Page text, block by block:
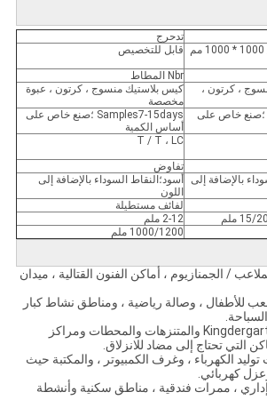
تدحرج
قابل للتخصيص
Nbr المطاط
، كرتون ،
كيس بلاستيك منسوج ، كرتون ، عبوة
مخصصة
7-15 أيام ؛صنع خاص على
Samples7-15days ؛صنع خاص على
أساس الكمية
T / T ، LC
تفاوض
بالإضافة إلى
أسود؛النقاط السوداء بالإضافة إلى
اللون
لفائف مستطيلة
ملم
2-12 ملم
1000/1200 ملم
/ الجمنازيوم ، أماكن الفنون القتالية ، ميدان
للأطفال ، وصالة رياضية ، ومناطق نشاط كبار
3- الأماكن العامة: Kingdergartens والمتنزهات والمحطات ومراكز
التي تحتاج إلى مضاد للانزلاق.
الكهرباء ، وغرف الكمبيوتر ، والمكتبة حيث
كهربائي.
إداري ، ممرات فندقية ، مناطق سكنية وأنشطة